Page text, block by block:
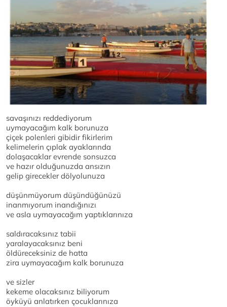
savaşınızı reddediyorum
uymayacağım kalk borunuza
çiçek polenleri gibidir fikirlerim
kelimelerin çıplak ayaklarında
dolaşacaklar evrende sonsuzca
ve hazır olduğunuzda ansızın
gelip girecekler dölyolunuza
düşünmüyorum düşündüğünüzü
inanmıyorum inandığınızı
ve asla uymayacağım yaptıklarınıza
saldıracaksınız tabii
yaralayacaksınız beni
öldüreceksiniz de hatta
zira uymayacağım kalk borunuza
ve sizler
kekeme olacaksınız biliyorum
öyküyü anlatırken çocuklarınıza